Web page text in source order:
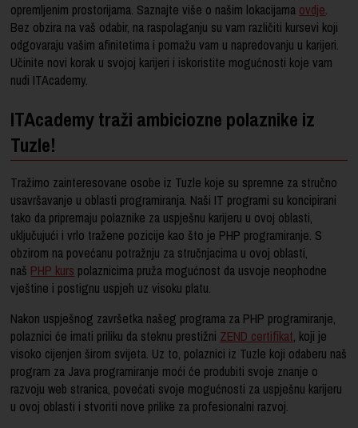
opremljenim prostorijama. Saznajte više o našim lokacijama ovdje.
Bez obzira na vaš odabir, na raspolaganju su vam različiti kursevi koji
odgovaraju vašim afinitetima i pomažu vam u napredovanju u karijeri.
Učinite novi korak u svojoj karijeri i iskoristite mogućnosti koje vam
nudi ITAcademy.
ITAcademy traži ambiciozne polaznike iz
Tuzle!
Tražimo zainteresovane osobe iz Tuzle koje su spremne za stručno
usavršavanje u oblasti programiranja. Naši IT programi su koncipirani
tako da pripremaju polaznike za uspješnu karijeru u ovoj oblasti,
uključujući i vrlo tražene pozicije kao što je PHP programiranje. S
obzirom na povećanu potražnju za stručnjacima u ovoj oblasti,
naš PHP kurs polaznicima pruža mogućnost da usvoje neophodne
vještine i postignu uspjeh uz visoku platu.
Nakon uspješnog završetka našeg programa za PHP programiranje,
polaznici će imati priliku da steknu prestižni ZEND certifikat, koji je
visoko cijenjen širom svijeta. Uz to, polaznici iz Tuzle koji odaberu naš
program za Java programiranje moći će produbiti svoje znanje o
razvoju web stranica, povećati svoje mogućnosti za uspješnu karijeru
u ovoj oblasti i stvoriti nove prilike za profesionalni razvoj.